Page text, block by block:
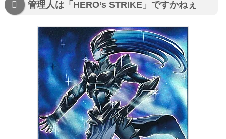
管理人は「HERO’s STRIKE」ですかねぇ